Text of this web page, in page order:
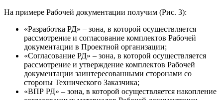
На примере Рабочей документации получим (Рис. 3):
«Разработка РД» – зона, в которой осуществляется
рассмотрение и согласование комплектов Рабочей
документации в Проектной организации;
«Согласование РД» – зона, в которой осуществляется
рассмотрение и утверждение комплектов Рабочей
документации заинтересованными сторонами со
стороны Технического Заказчика;
«ВПР РД» – зона, в которой осуществляется накопление